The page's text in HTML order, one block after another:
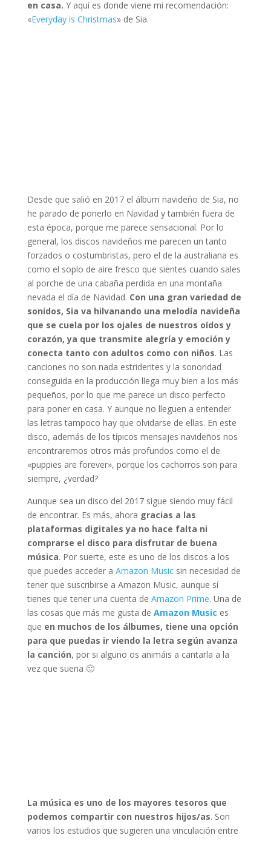
en casa. Y aquí es donde viene mi recomendación:
«Everyday is Christmas» de Sia.
Desde que salió en 2017 el álbum navideño de Sia, no
he parado de ponerlo en Navidad y también fuera de
esta época, porque me parece sensacional. Por lo
general, los discos navideños me parecen un tanto
forzados o costumbristas, pero el de la australiana es
como el soplo de aire fresco que sientes cuando sales
al porche de una cabaña perdida en una montaña
nevada el día de Navidad. Con una gran variedad de
sonidos, Sia va hilvanando una melodía navideña
que se cuela por los ojales de nuestros oídos y
corazón, ya que transmite alegría y emoción y
conecta tanto con adultos como con niños. Las
canciones no son nada estridentes y la sonoridad
conseguida en la producción llega muy bien a los más
pequeños, por lo que me parece un disco perfecto
para poner en casa. Y aunque no lleguen a entender
las letras tampoco hay que olvidarse de ellas. En este
disco, además de los típicos mensajes navideños nos
encontraremos otros más profundos como el de
«puppies are forever», porque los cachorros son para
siempre, ¿verdad?
Aunque sea un disco del 2017 sigue siendo muy fácil
de encontrar. Es más, ahora gracias a las
plataformas digitales ya no hace falta ni
comprarse el disco para disfrutar de buena
música. Por suerte, este es uno de los discos a los
que puedes acceder a Amazon Musicsin necesidad de
tener que suscribirse a Amazon Music, aunque sí
tienes que tener una cuenta de Amazon Prime. Una de
las cosas que más me gusta de Amazon Music es
que en muchos de los álbumes, tiene una opción
para que puedas ir viendo la letra según avanza
la canción, por si alguno os animáis a cantarla a la
vez que suena 🙂
La música es uno de los mayores tesoros que
podemos compartir con nuestros hijos/as. Son
varios los estudios que sugieren una vinculación entre